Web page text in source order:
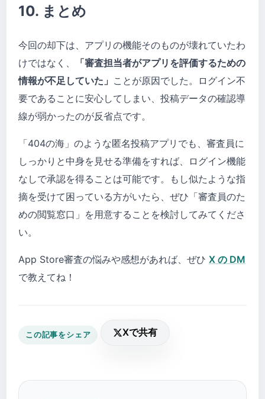
10. まとめ
今回の却下は、アプリの機能そのものが壊れていたわ
けではなく、
「審査担当者がアプリを評価するための
情報が不足していた」 ことが原因でした。ログイン不
要であることに安心してしまい、投稿データの確認導
線が弱かったのが反省点です。
「404の海」のような匿名投稿アプリでも、審査員に
しっかりと中身を見せる準備をすれば、ログイン機能
なしで承認を得ることは可能です。もし似たような指
摘を受けて困っている方がいたら、ぜひ「審査員のた
めの閲覧窓口」を用意することを検討してみてくださ
い。
App Store審査の悩みや感想があれば、ぜひ X の DM
で教えてね！
この記事をシェア Xで共有